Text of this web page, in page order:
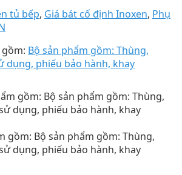
tủ bếp, Giá bát cố định Inoxen, Phụ
Bộ sản phẩm gồm: Thùng,
dụng, phiếu bảo hành, khay
gồm: Bộ sản phẩm gồm: Thùng,
dụng, phiếu bảo hành, khay